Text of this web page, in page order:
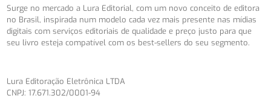
Surge no mercado a Lura Editorial, com um novo conceito de editora
no Brasil, inspirada num modelo cada vez mais presente nas mídias
digitais com serviços editoriais de qualidade e preço justo para que
seu livro esteja compatível com os best-sellers do seu segmento.
Lura Editoração Eletrônica LTDA
CNPJ: 17.671.302/0001-94